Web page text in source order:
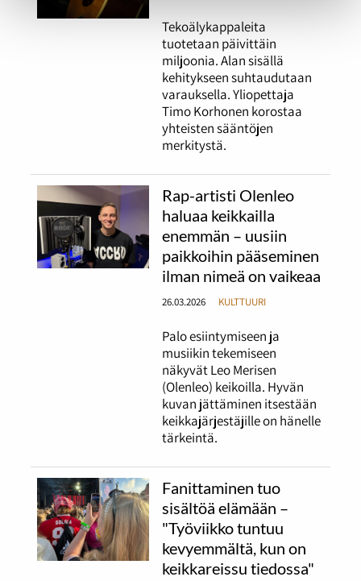
Tekoälykappaleita
tuotetaan päivittäin
miljoonia. Alan sisällä
kehitykseen suhtaudutaan
varauksella. Yliopettaja
Timo Korhonen korostaa
yhteisten sääntöjen
merkitystä.
Rap-artisti Olenleo
haluaa keikkailla
enemmän – uusiin
paikkoihin pääseminen
ilman nimeä on vaikeaa
26.03.2026 KULTTUURI
Palo esiintymiseen ja
musiikin tekemiseen
näkyvät Leo Merisen
(Olenleo) keikoilla. Hyvän
kuvan jättäminen itsestään
keikkajärjestäjille on hänelle
tärkeintä.
Fanittaminen tuo
sisältöä elämään –
"Työviikko tuntuu
kevyemmältä, kun on
keikkareissu tiedossa"